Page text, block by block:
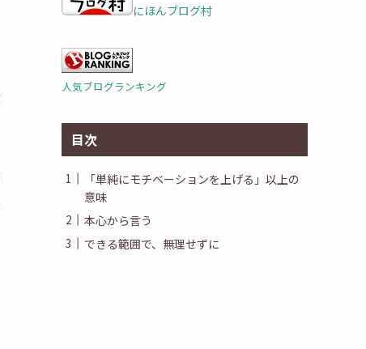
にほんブログ村
人気ブログランキング
目次
「単純にモチベーションを上げる」以上の
意味
本心から言う
できる範囲で、無理せずに